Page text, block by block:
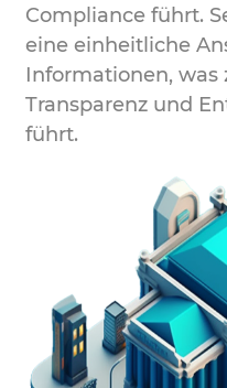
Compliance führt.
eine einheitliche
Informationen, was
Transparenz und
führt.